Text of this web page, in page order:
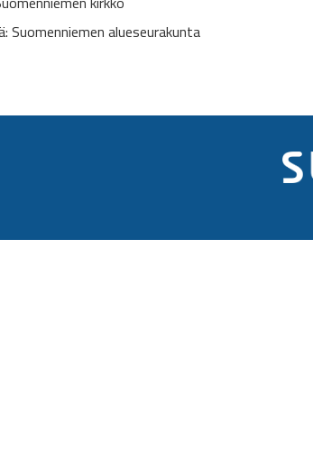
Suomenniemen alueseurakunta